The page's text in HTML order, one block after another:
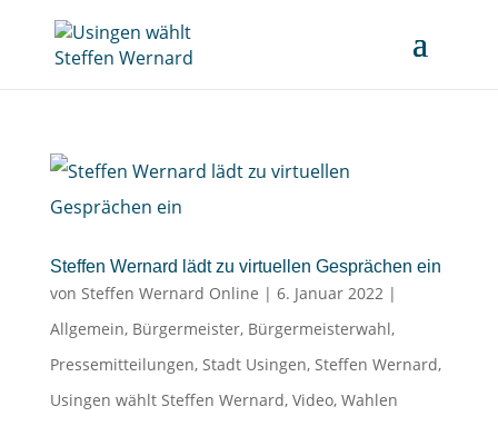
Steffen Wernard lädt zu virtuellen Gesprächen ein
von Steffen Wernard Online | 6. Januar 2022|
Allgemein, Bürgermeister, Bürgermeisterwahl,
Pressemitteilungen, Stadt Usingen, Steffen Wernard,
Usingen wählt Steffen Wernard, Video, Wahlen